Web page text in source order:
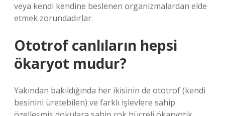
veya kendi kendine beslenen organizmalardan elde
etmek zorundadırlar.
Ototrof canlıların hepsi
ökaryot mudur?
Yakından bakıldığında her ikisinin de ototrof (kendi
besinini üretebilen) ve farklı işlevlere sahip